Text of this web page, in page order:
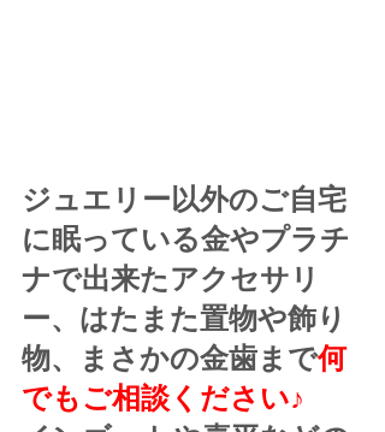
ジュエリー以外のご自宅
に眠っている金やプラチ
ナで出来たアクセサリ
ー、はたまた置物や飾り
物、まさかの金歯まで何
でもご相談ください♪